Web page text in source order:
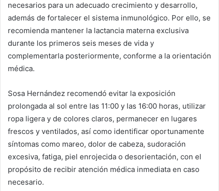
necesarios para un adecuado crecimiento y desarrollo,
además de fortalecer el sistema inmunológico. Por ello, se
recomienda mantener la lactancia materna exclusiva
durante los primeros seis meses de vida y
complementarla posteriormente, conforme a la orientación
médica.
Sosa Hernández recomendó evitar la exposición
prolongada al sol entre las 11:00 y las 16:00 horas, utilizar
ropa ligera y de colores claros, permanecer en lugares
frescos y ventilados, así como identificar oportunamente
síntomas como mareo, dolor de cabeza, sudoración
excesiva, fatiga, piel enrojecida o desorientación, con el
propósito de recibir atención médica inmediata en caso
necesario.